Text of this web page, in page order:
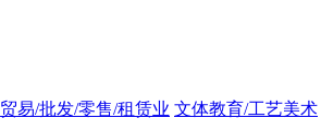
贸易/批发/零售/租赁业 文体教育/工艺美术